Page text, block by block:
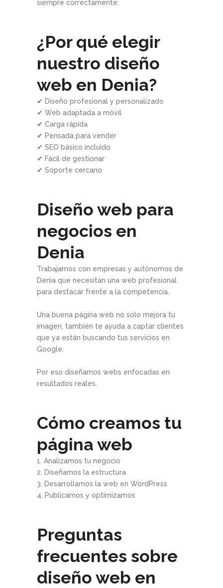
siempre correctamente.
¿Por qué elegir
nuestro diseño
web en Denia?
✔ Diseño profesional y personalizado
✔ Web adaptada a móvil
✔ Carga rápida
✔ Pensada para vender
✔ SEO básico incluido
✔ Fácil de gestionar
✔ Soporte cercano
Diseño web para
negocios en
Denia
Trabajamos con empresas y autónomos de
Denia que necesitan una web profesional
para destacar frente a la competencia.
Una buena página web no solo mejora tu
imagen, también te ayuda a captar clientes
que ya están buscando tus servicios en
Google.
Por eso diseñamos webs enfocadas en
resultados reales.
Cómo creamos tu
página web
1. Analizamos tu negocio
2. Diseñamos la estructura
3. Desarrollamos la web en WordPress
4. Publicamos y optimizamos
Preguntas
frecuentes sobre
diseño web en